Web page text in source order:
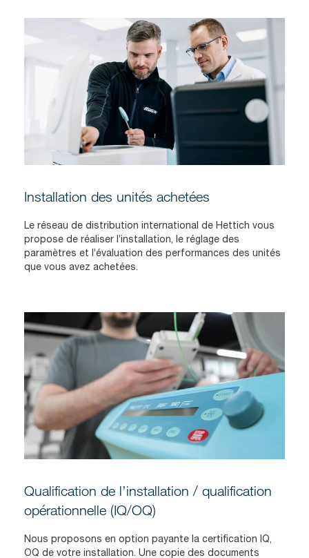
Installation des unités achetées
Le réseau de distribution international de Hettich vous
propose de réaliser l’installation, le réglage des
paramètres et l’évaluation des performances des unités
que vous avez achetées.
Qualification de l’installation / qualification
opérationnelle (IQ/OQ)
Nous proposons en option payante la certification IQ,
OQ de votre installation. Une copie des documents